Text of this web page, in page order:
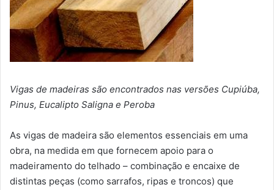
Vigas de madeiras são encontrados nas versões Cupiúba,
Pinus, Eucalipto Saligna e Peroba
As vigas de madeira são elementos essenciais em uma
obra, na medida em que fornecem apoio para o
madeiramento do telhado – combinação e encaixe de
distintas peças (como sarrafos, ripas e troncos) que